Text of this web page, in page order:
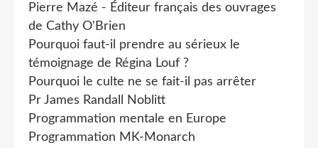
Pierre Mazé - Éditeur français des ouvrages
de Cathy O'Brien
Pourquoi faut-il prendre au sérieux le
témoignage de Régina Louf ?
Pourquoi le culte ne se fait-il pas arrêter
Pr James Randall Noblitt
Programmation mentale en Europe
Programmation MK-Monarch